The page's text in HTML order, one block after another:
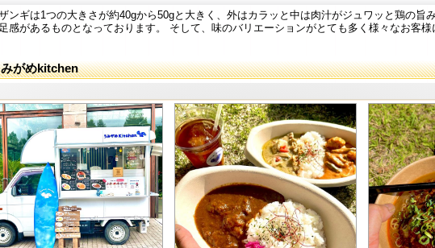
ンギは1つの大きさが約40gから50gと大きく、外はカラッと中は肉汁がジュワッと鶏の旨
感があるものとなっております。 そして、味のバリエーションがとても多く様々なお客様
がめkitchen